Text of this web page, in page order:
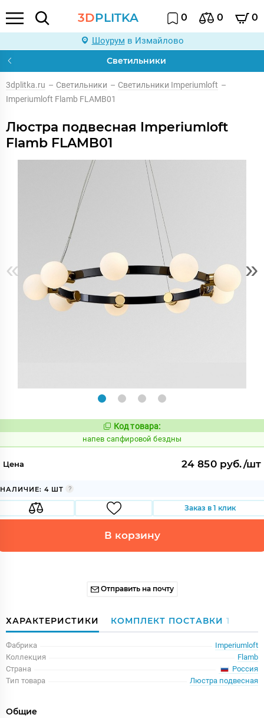
3DPLITKA 0 0 0
Шоурум в Измайлово
Светильники
3dplitka.ru – Светильники – Светильники Imperiumloft –
Imperiumloft Flamb FLAMB01
Люстра подвесная Imperiumloft
Flamb FLAMB01
« »
Код:
1088252
Код товара:
напев сапфировой бездны
Цена 24 850 руб./шт
НАЛИЧИЕ: 4 ШТ
Заказ в 1 клик
В корзину
Отправить на почту
ХАРАКТЕРИСТИКИ КОМПЛЕКТ ПОСТАВКИ 1
Фабрика
Imperiumloft
Коллекция
Flamb
Страна
Россия
Тип товара
Люстра подвесная
Общие